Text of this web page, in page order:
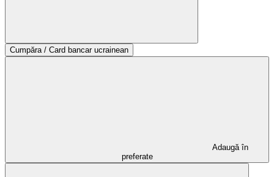
Cumpăra / Card bancar ucrainean
Adaugă în
preferate